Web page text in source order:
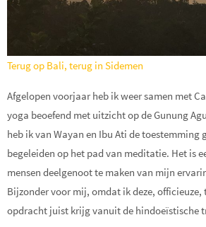
Terug op Bali, terug in Sidemen
Afgelopen voorjaar heb ik weer samen met
yoga beoefend met uitzicht op de Gunung
heb ik van Wayan en Ibu Ati de toestemming
begeleiden op het pad van meditatie. Het is
mensen deelgenoot te maken van mijn
Bijzonder voor mij, omdat ik deze,
opdracht juist krijg vanuit de hindoeïstische